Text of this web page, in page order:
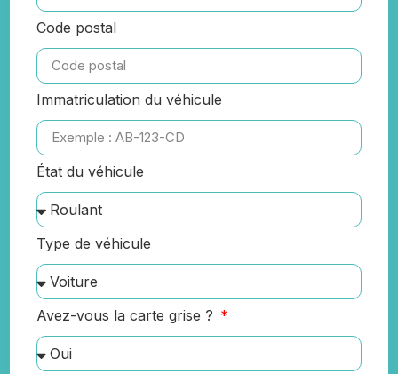
Code postal
Immatriculation du véhicule
État du véhicule
Type de véhicule
Avez-vous la carte grise ?